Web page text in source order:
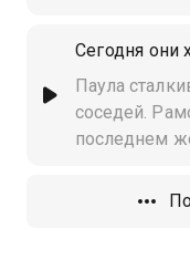
Дженни
Рохелио
обвиняя её в
Сегодня они
Паула
соседей.
последнем
отомстить
доводит до